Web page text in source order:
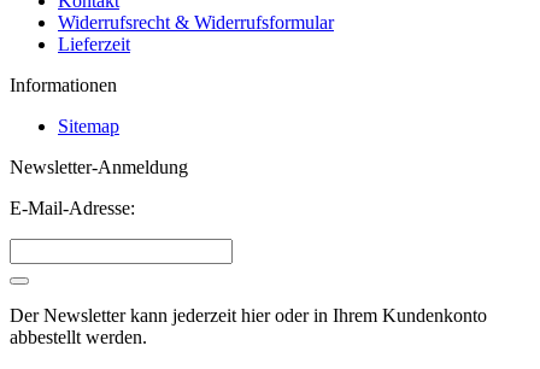
Widerrufsrecht & Widerrufsformular
Lieferzeit
Informationen
Sitemap
Newsletter-Anmeldung
E-Mail-Adresse:
Der Newsletter kann jederzeit hier oder in Ihrem Kundenkonto
abbestellt werden.